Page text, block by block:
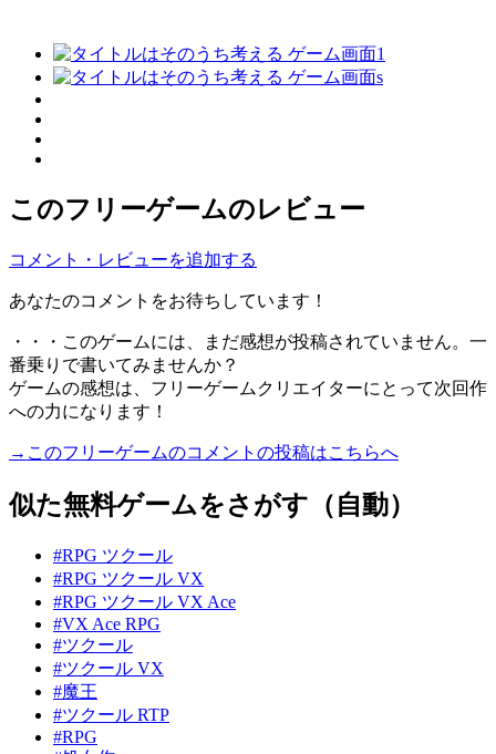
このフリーゲームのレビュー
コメント・レビューを追加する
あなたのコメントをお待ちしています！
・・・このゲームには、まだ感想が投稿されていません。一
番乗りで書いてみませんか？
ゲームの感想は、フリーゲームクリエイターにとって次回作
への力になります！
→このフリーゲームのコメントの投稿はこちらへ
似た無料ゲームをさがす（自動）
#RPG ツクール
#RPG ツクール VX
#RPG ツクール VX Ace
#VX Ace RPG
#ツクール
#ツクール VX
#魔王
#ツクール RTP
#RPG